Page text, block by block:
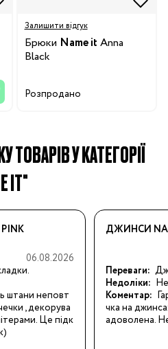
Залишити відгук
Брюки Name it Anna
Black
Розпродано
ТОВАРІВ У КАТЕГОРІЇ
IT"
06.08.2026
штани неповт
, декорува
Це підк
ДЖИНСИ
Переваги:
Недоліки:
Коментар:
чка на
адоволена.